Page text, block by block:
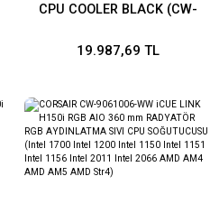
CPU COOLER BLACK (CW-
19.987,69 TL